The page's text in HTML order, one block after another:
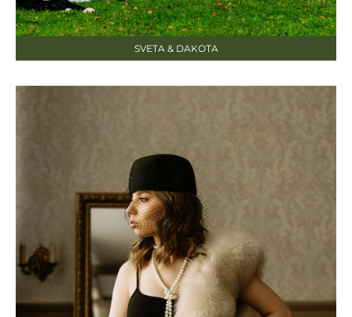
SVETA & DAKOTA